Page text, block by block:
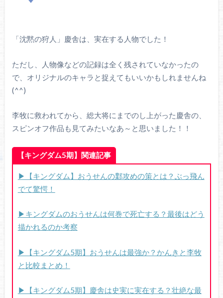
「沈黙の狩人」慶舎は、実在する人物でした！
ただし、人物像などの記録は全く残されていなかったの
で、オリジナルのキャラと捉えてもいいかもしれませんね
(^^)
李牧に救われてから、総大将にまでのし上がった慶舎の、
スピンオフ作品も見てみたいなあ～と思いました！！
【キングダム5期】関連記事
▶【キングダム】おうせんの鄴攻めの策とは？ぶっ飛ん
でて驚愕！
▶キングダムのおうせんは何巻で死亡する？最後はどう
描かれるのか考察
▶【キングダム5期】おうせんは最強か？かんきと李牧
と比較まとめ！
▶【キングダム5期】慶舎は史実に実在する？壮絶な最